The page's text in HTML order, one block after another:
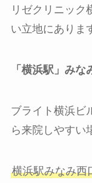
リゼクリニック
い立地にありま
「横浜駅」みな
ブライト横浜ビ
ら来院しやすい
横浜駅みなみ西